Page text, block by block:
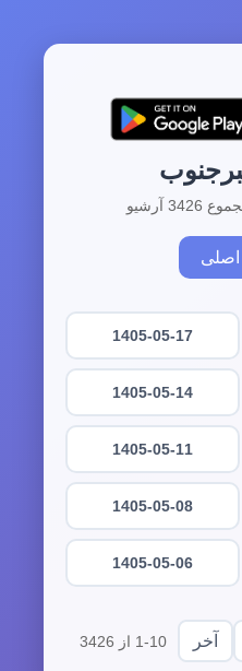
1405-05-17
1405-05-14
1405-05-11
1405-05-08
1405-05-06
آخر 1-10 از 3426